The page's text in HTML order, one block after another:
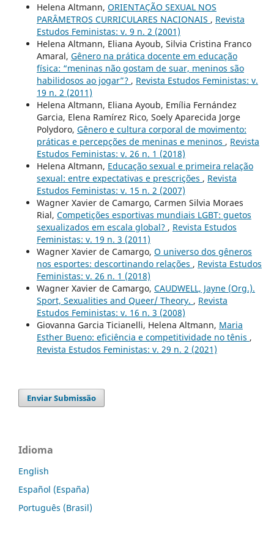
Helena Altmann, ORIENTAÇÃO SEXUAL NOS
PARÂMETROS CURRICULARES NACIONAIS , Revista
Estudos Feministas: v. 9 n. 2 (2001)
Helena Altmann, Eliana Ayoub, Silvia Cristina Franco
Amaral, Gênero na prática docente em educação
física: “meninas não gostam de suar, meninos são
habilidosos ao jogar”? , Revista Estudos Feministas: v.
19 n. 2 (2011)
Helena Altmann, Eliana Ayoub, Emília Fernández
Garcia, Elena Ramírez Rico, Soely Aparecida Jorge
Polydoro, Gênero e cultura corporal de movimento:
práticas e percepções de meninas e meninos , Revista
Estudos Feministas: v. 26 n. 1 (2018)
Helena Altmann, Educação sexual e primeira relação
sexual: entre expectativas e prescrições , Revista
Estudos Feministas: v. 15 n. 2 (2007)
Wagner Xavier de Camargo, Carmen Silvia Moraes
Rial, Competições esportivas mundiais LGBT: guetos
sexualizados em escala global? , Revista Estudos
Feministas: v. 19 n. 3 (2011)
Wagner Xavier de Camargo, O universo dos gêneros
nos esportes: descortinando relações , Revista Estudos
Feministas: v. 26 n. 1 (2018)
Wagner Xavier de Camargo, CAUDWELL, Jayne (Org.).
Sport, Sexualities and Queer/ Theory. , Revista
Estudos Feministas: v. 16 n. 3 (2008)
Giovanna Garcia Ticianelli, Helena Altmann, Maria
Esther Bueno: eficiência e competitividade no tênis ,
Revista Estudos Feministas: v. 29 n. 2 (2021)
Enviar Submissão
Idioma
English
Español (España)
Português (Brasil)